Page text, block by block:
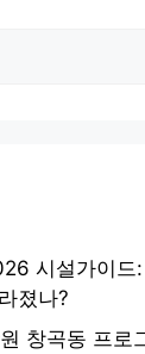
시설가이드
졌나?
창곡동 프로